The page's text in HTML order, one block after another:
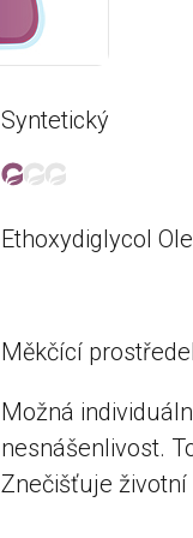
Syntetický
Ethoxydiglycol
Měkčící
Možná
nesnášenlivost.
Znečišťuje životní